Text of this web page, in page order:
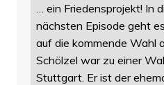
… ein Friedensprojekt! In
nächsten Episode geht
auf die kommende Wahl
Schölzel war zu einer
Stuttgart. Er ist der